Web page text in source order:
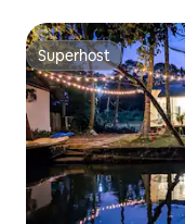
Superhost
Superhost